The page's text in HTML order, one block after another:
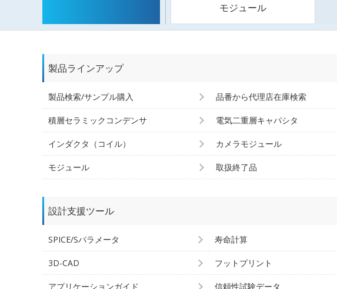
モジュール
製品ラインアップ
製品検索/サンプル購入 品番から代理店在庫検索
積層セラミックコンデンサ 電気二重層キャパシタ
インダクタ（コイル） カメラモジュール
モジュール 取扱終了品
設計支援ツール
SPICE/Sパラメータ 寿命計算
3D-CAD フットプリント
アプリケーションガイド 信頼性試験データ